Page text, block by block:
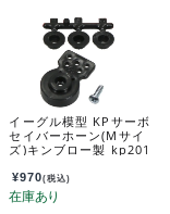
イーグル模型 KPサーボ
セイバーホーン(Mサイ
ズ)キンブロー製 kp201
¥970(税込)